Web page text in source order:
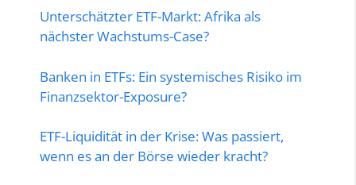
Unterschätzter ETF-Markt: Afrika als
nächster Wachstums-Case?
Banken in ETFs: Ein systemisches Risiko im
Finanzsektor-Exposure?
ETF-Liquidität in der Krise: Was passiert,
wenn es an der Börse wieder kracht?